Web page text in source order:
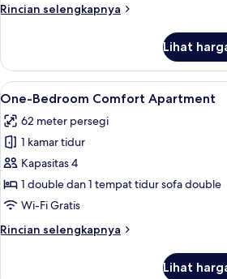
Rincian selengkapnya
Rincian
One-
Bedroom
Apartment
Lihat
Lihat
semua
foto
untuk
One-
Bedroom
Comfort
One-
11
One-Bedroom Comfort Apartment
62 meter persegi
1 kamar tidur
Kapasitas 4
1 double dan 1 tempat tidur sofa double
Wi-Fi Gratis
Rincian selengkapnya
Rincian
Lihat